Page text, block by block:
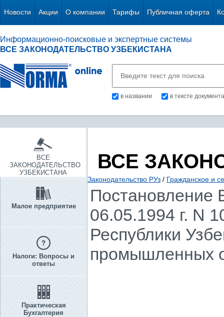
Новости Акции О компании Тарифы Публичная оферта
Информационно-поисковые и экспертные системы
ВСЕ ЗАКОНОДАТЕЛЬСТВО УЗБЕКИСТАНА
в названии в тексте документа
ВСЕ
ЗАКОНОДАТЕЛЬСТВО
УЗБЕКИСТАНА
Малое предприятие
Налоги: Вопросы и
ответы
Практическая
Бухгалтерия
ВСЕ
Законодательство РУз / Гражданское и
Постановление
06.05.1994 г. N
Республики
промышленных